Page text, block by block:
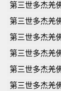
第三世多杰羌
第三世多杰羌
第三世多杰羌
第三世多杰羌
第三世多杰羌
第三世多杰羌